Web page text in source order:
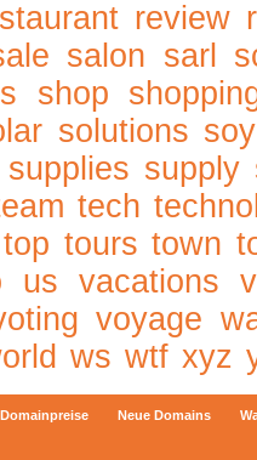
review
salon sarl
shop
solutions soy
supplies supply
tech
top tours town
us vacations
voyage
ws wtf xyz
Domainpreise Neue Domains